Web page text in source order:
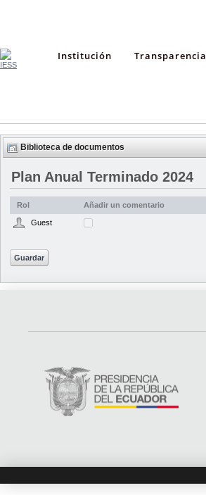
Institución Transparencia
Biblioteca de documentos
Plan Anual Terminado 2024
Rol Añadir un comentario
Guest